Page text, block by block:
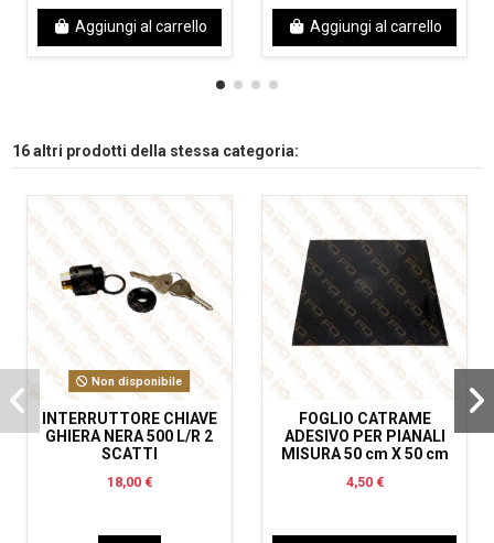
Aggiungi al carrello Aggiungi al carrello
16 altri prodotti della stessa categoria:
Non disponibile
INTERRUTTORE CHIAVE
GHIERA NERA 500 L/R 2
SCATTI
18,00 €
FOGLIO CATRAME
ADESIVO PER PIANALI
MISURA 50 cm X 50 cm
4,50 €